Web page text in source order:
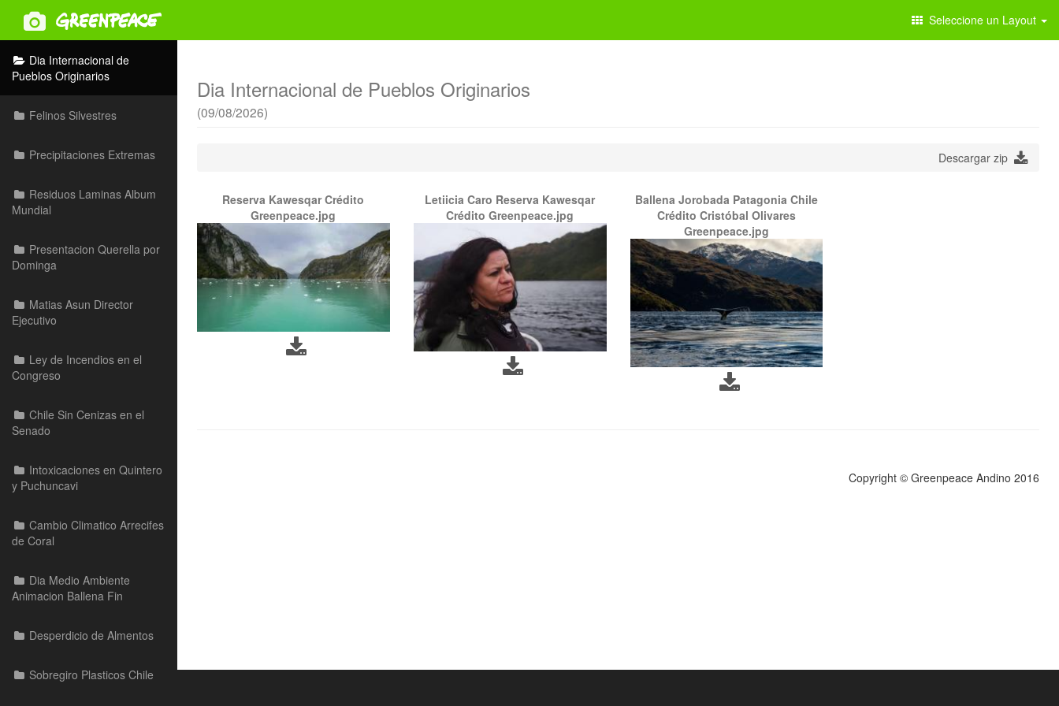
Seleccione un Layout
Dia Internacional de
Pueblos Originarios
Felinos Silvestres
Precipitaciones Extremas
Residuos Laminas Album
Mundial
Presentacion Querella por
Dominga
Matias Asun Director
Ejecutivo
Ley de Incendios en el
Congreso
Chile Sin Cenizas en el
Senado
Intoxicaciones en Quintero
y Puchuncavi
Cambio Climatico Arrecifes
de Coral
Dia Medio Ambiente
Animacion Ballena Fin
Desperdicio de Almentos
Sobregiro Plasticos Chile
Dia Internacional de Pueblos Originarios
(09/08/2026)
Descargar zip
Reserva Kawesqar Crédito
Greenpeace.jpg
Letiicia Caro Reserva Kawesqar
Crédito Greenpeace.jpg
Ballena Jorobada Patagonia Chile
Crédito Cristóbal Olivares
Greenpeace.jpg
Copyright © Greenpeace Andino 2016